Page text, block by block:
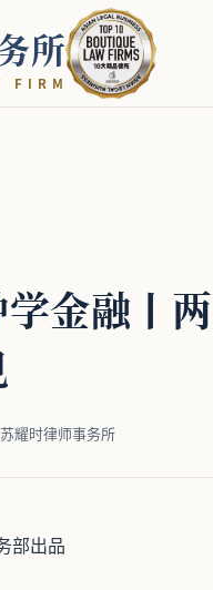
所
F I R M
金融丨
耀时律师事务所
部出品